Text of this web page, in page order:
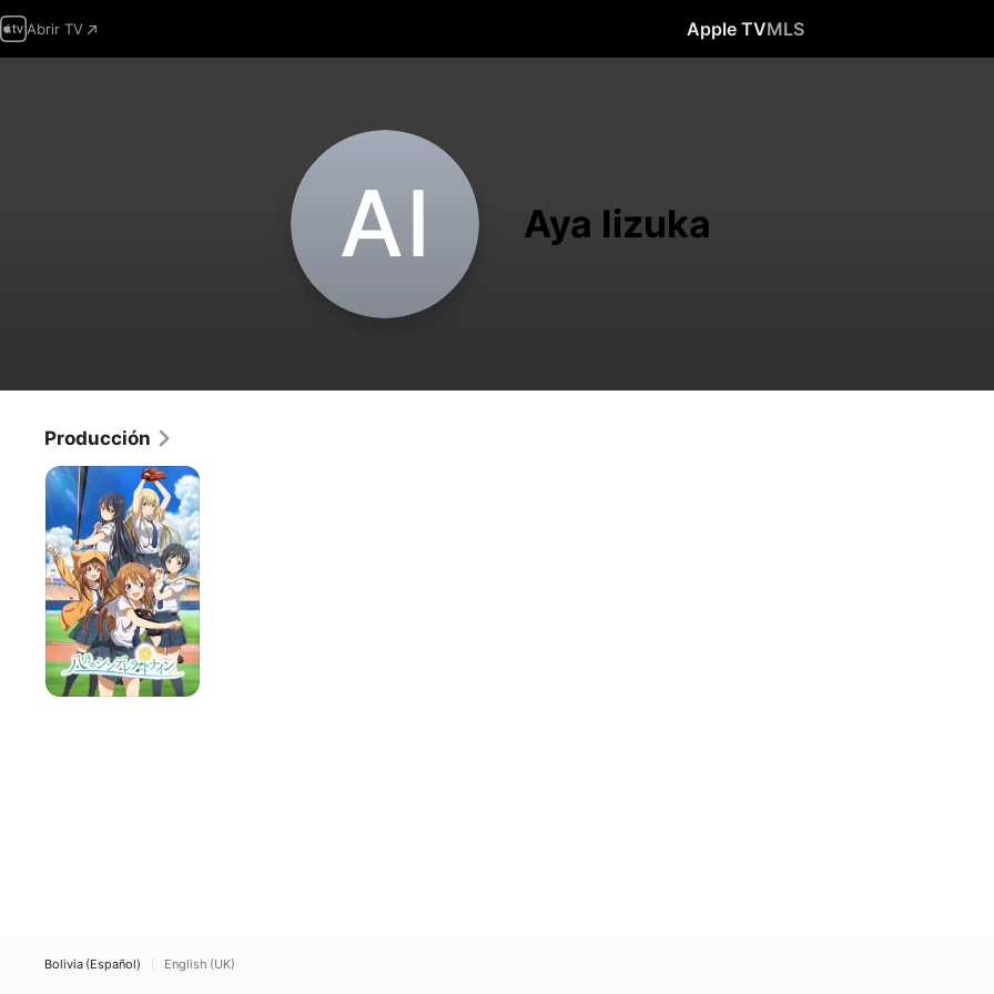
Abrir TV Apple TVMLS
A‌I Aya Iizuka
Producción
Cinderella
Nine
Bolivia (Español) English (UK)